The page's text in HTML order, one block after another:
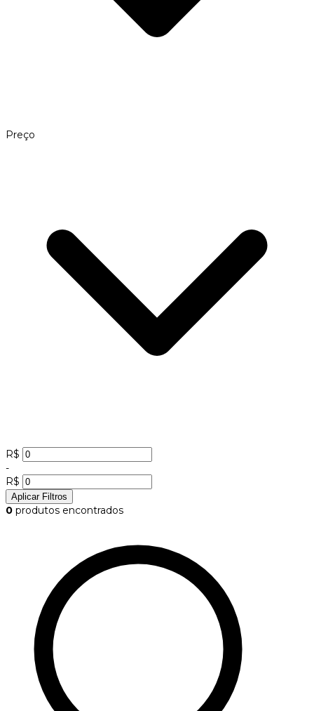
Preço
R$
-
R$
Aplicar Filtros
0 produtos encontrados